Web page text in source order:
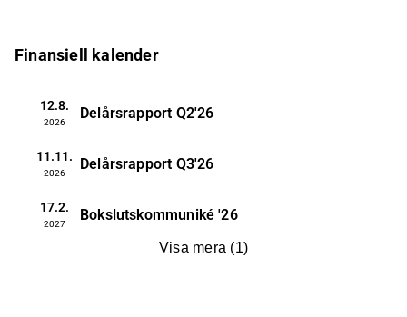
Finansiell kalender
12.8.
2026
Delårsrapport Q2'26
11.11.
2026
Delårsrapport Q3'26
17.2.
2027
Bokslutskommuniké '26
Visa mera (1)